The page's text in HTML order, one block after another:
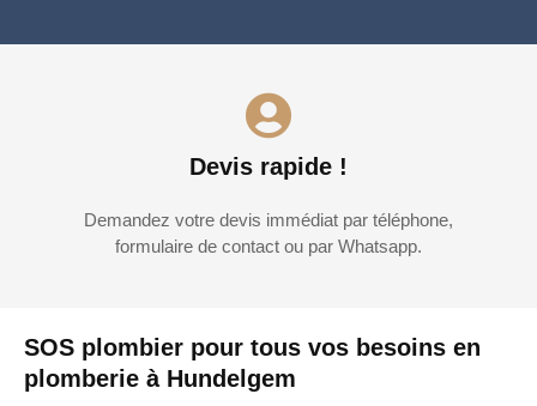
SOS plombier pour tous vos besoins en
plomberie à Hundelgem
Devis rapide !
Demandez votre devis immédiat par téléphone,
formulaire de contact ou par Whatsapp.